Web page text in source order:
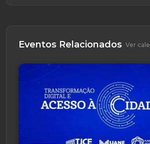
Eventos Relacionados Ver